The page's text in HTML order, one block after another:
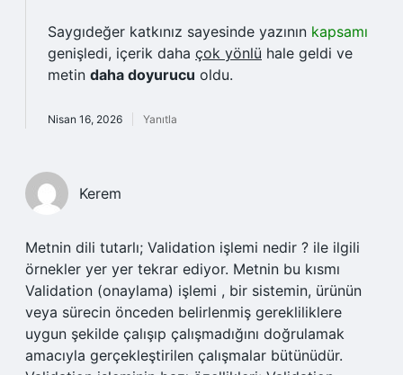
Saygıdeğer katkınız sayesinde yazının kapsamı
genişledi, içerik daha çok yönlü hale geldi ve
metin daha doyurucu oldu.
Nisan 16, 2026 Yanıtla
Kerem
Metnin dili tutarlı; Validation işlemi nedir ? ile ilgili
örnekler yer yer tekrar ediyor. Metnin bu kısmı
Validation (onaylama) işlemi , bir sistemin, ürünün
veya sürecin önceden belirlenmiş gerekliliklere
uygun şekilde çalışıp çalışmadığını doğrulamak
amacıyla gerçekleştirilen çalışmalar bütünüdür.